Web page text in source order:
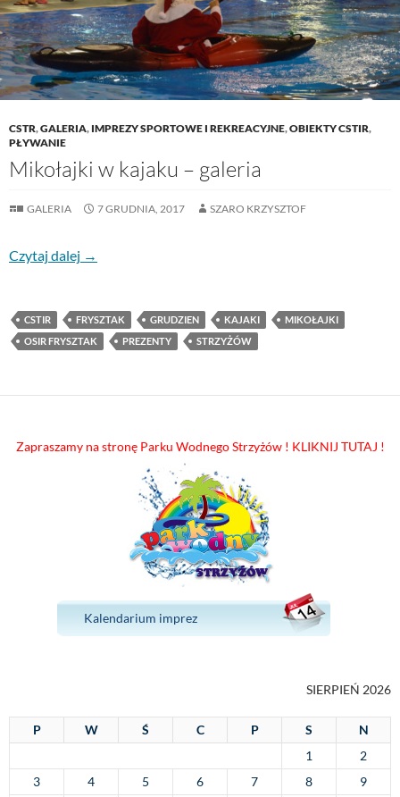
CSTR,GALERIA, IMPREZY SPORTOWE I REKREACYJNE,OBIEKTY CSTIR,
PŁYWANIE
Mikołajki w kajaku – galeria
GALERIA 7 GRUDNIA, 2017 SZARO KRZYSZTOF
Czytaj dalej Mikołajki w kajaku – galeria
→
CSTIR FRYSZTAK GRUDZIEN KAJAKI
MIKOŁAJKI
OSIR FRYSZTAK
PREZENTY STRZYŻÓW
Zapraszamy na stronę Parku Wodnego Strzyżów ! KLIKNIJ TUTAJ !
Kalendarium imprez
SIERPIEŃ 2026
P W Ś C P S
N
1
2
3
4 5 6 7 8
9